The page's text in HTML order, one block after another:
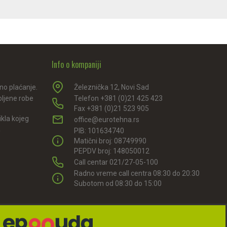
plaćanje.
robe
kojeg
Info o kompaniji
Železnička 12, Novi Sad
Telefon +381 (0)21 425 423
Fax +381 (0)21 523 905
office@eurotehna.rs
PIB: 101634740
Matični broj: 08749990
PEPDV broj: 148050012
Call centar 021/27-05-100
Radno vreme call centra 08:30 do 20:30
Subotom od 08:30 do 15:00